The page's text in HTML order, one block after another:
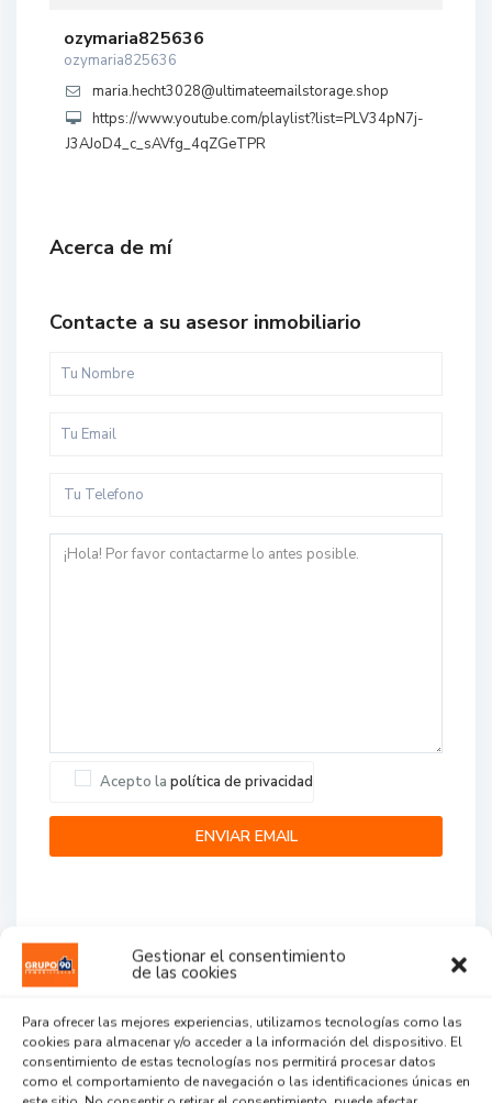
Gestionar el consentimiento
de las cookies
Para ofrecer las mejores experiencias, utilizamos tecnologías como las
cookies para almacenar y/o acceder a la información del dispositivo. El
consentimiento de estas tecnologías nos permitirá procesar datos
como el comportamiento de navegación o las identificaciones únicas en
ozymaria825636
ozymaria825636
maria.hecht3028@ultimateemailstorage.shop
https://www.youtube.com/playlist?list=PLV34pN7j-
J3AJoD4_c_sAVfg_4qZGeTPR
Acerca de mí
Contacte a su asesor inmobiliario
Acepto la política de privacidad
...